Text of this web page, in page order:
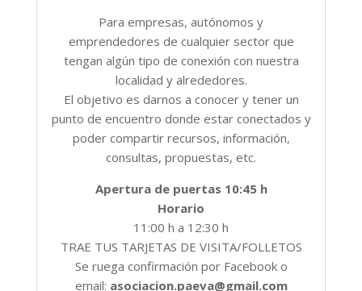
Para empresas, autónomos y
emprendedores de cualquier sector que
tengan algún tipo de conexión con nuestra
localidad y alrededores.
El objetivo es darnos a conocer y tener un
punto de encuentro donde estar conectados y
poder compartir recursos, información,
consultas, propuestas, etc.
Apertura de puertas 10:45 h
Horario
11:00 h a 12:30 h
TRAE TUS TARJETAS DE VISITA/FOLLETOS
Se ruega confirmación por Facebook o
email: asociacion.paeva@gmail.com